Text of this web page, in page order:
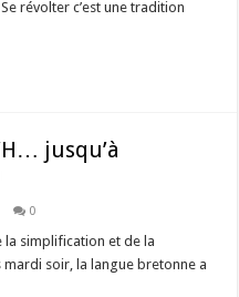
révolter c’est une tradition
jusqu’à
0
la simplification et de la
soir, la langue bretonne a